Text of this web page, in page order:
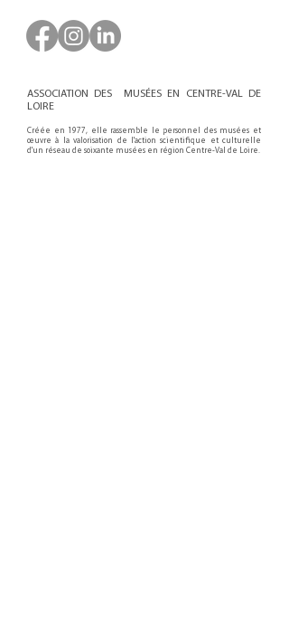
ASSOCIATION DES MUSÉES EN CENTRE-VAL DE
LOIRE
Créée en 1977, elle rassemble le personnel des musées et
œuvre à la valorisation de l'action scientifique et culturelle
d'un réseau de soixante musées en région Centre-Val de Loire.